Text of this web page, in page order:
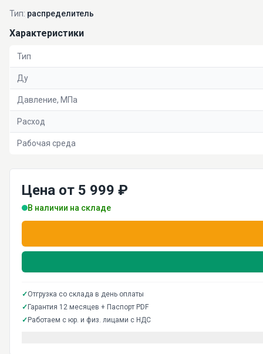
Тип: распределитель
Характеристики
Тип
Ду
Давление, МПа
Расход
Рабочая среда
Цена от 5 999 ₽
В наличии на складе
✓Отгрузка со склада в день оплаты
✓ Гарантия 12 месяцев + Паспорт PDF
✓ Работаем с юр. и физ. лицами с НДС